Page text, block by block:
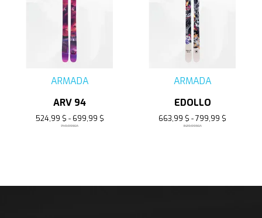
ARMADA
ARV 94
524,99 $ - 699,99 $
749,99$CA
ARMADA
EDOLLO
663,99 $ - 799,99 $
829,99$CA